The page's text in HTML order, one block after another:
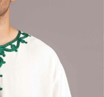
This
We aim to